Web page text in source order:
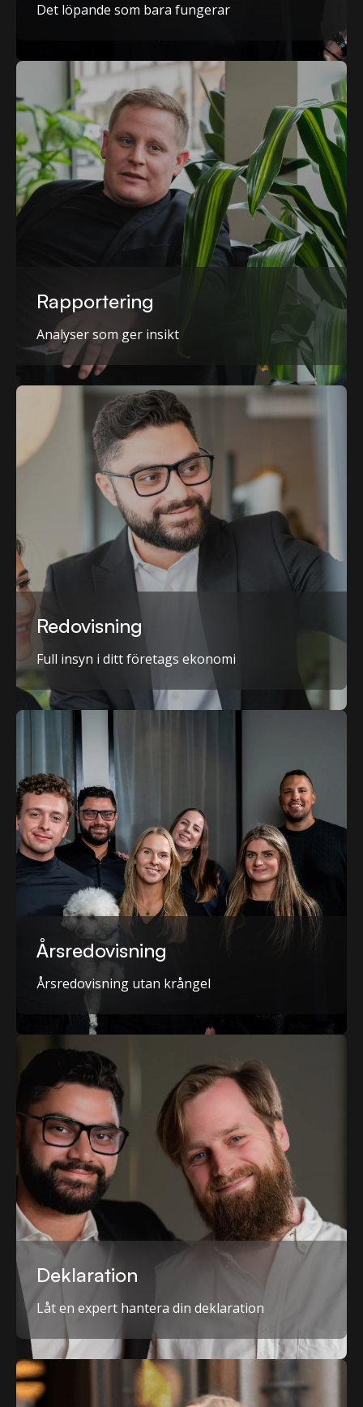
Det löpande som bara fungerar
Rapportering
Analyser som ger insikt
Redovisning
Full insyn i ditt företags ekonomi
Årsredovisning
Årsredovisning utan krångel
Deklaration
Låt en expert hantera din deklaration